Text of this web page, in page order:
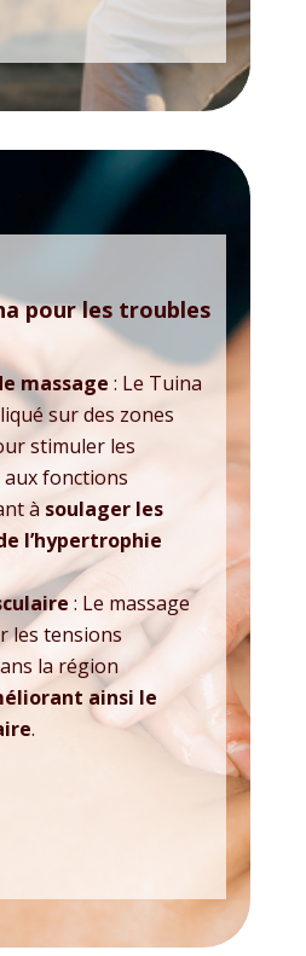
pour les troubles
massage : Le Tuina
sur des zones
stimuler les
fonctions
à soulager les
l’hypertrophie
: Le massage
les tensions
la région
ainsi le
.